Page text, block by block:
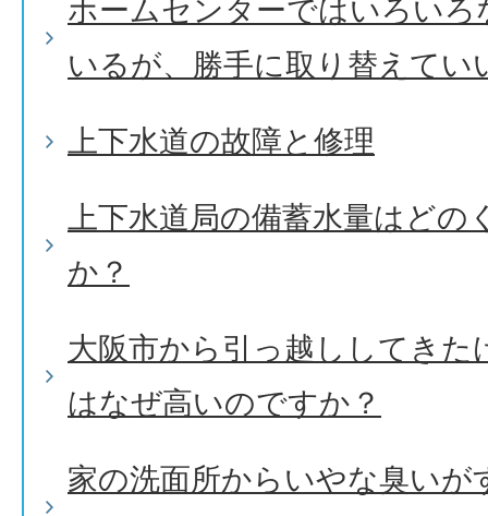
ホームセンターではいろいろ
いるが、勝手に取り替えてい
上下水道の故障と修理
上下水道局の備蓄水量はど
か？
大阪市から引っ越ししてきた
はなぜ高いのですか？
家の洗面所からいやな臭いが